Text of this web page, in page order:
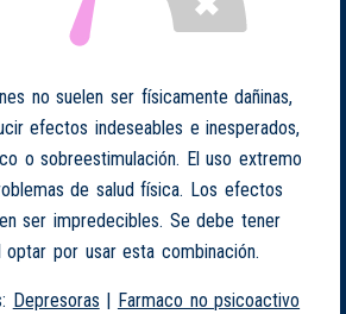
no suelen ser físicamente dañinas,
efectos indeseables e inesperados,
o sobreestimulación. El uso extremo
de salud física. Los efectos
ser impredecibles. Se debe tener
optar por usar esta combinación.
Depresoras | Farmaco no psicoactivo